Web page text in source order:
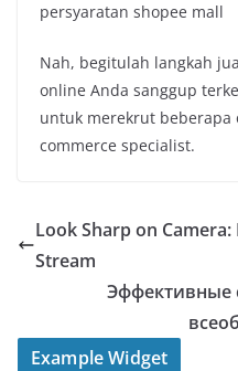
persyaratan shopee mall
Nah, begitulah langkah
online Anda sanggup
untuk merekrut beberapa
commerce specialist.
Look Sharp on
Stream
Эффективные
Example Widget